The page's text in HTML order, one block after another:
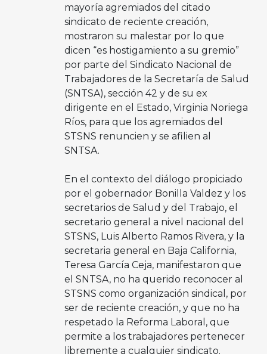
mayoría agremiados del citado
sindicato de reciente creación,
mostraron su malestar por lo que
dicen “es hostigamiento a su gremio”
por parte del Sindicato Nacional de
Trabajadores de la Secretaría de Salud
(SNTSA), sección 42 y de su ex
dirigente en el Estado, Virginia Noriega
Ríos, para que los agremiados del
STSNS renuncien y se afilien al
SNTSA.
En el contexto del diálogo propiciado
por el gobernador Bonilla Valdez y los
secretarios de Salud y del Trabajo, el
secretario general a nivel nacional del
STSNS, Luis Alberto Ramos Rivera, y la
secretaria general en Baja California,
Teresa García Ceja, manifestaron que
el SNTSA, no ha querido reconocer al
STSNS como organización sindical, por
ser de reciente creación, y que no ha
respetado la Reforma Laboral, que
permite a los trabajadores pertenecer
libremente a cualquier sindicato.